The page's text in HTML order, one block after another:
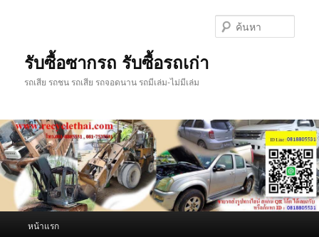
รับซื้อซากรถ รับซื้อรถเก่า
รถเสีย รถชน รถเสีย รถจอดนาน รถมีเล่ม-ไม่มีเล่ม
หน้าแรก